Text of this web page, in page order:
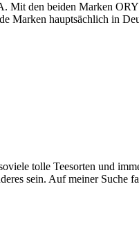
den beiden Marken
Marken hauptsächlich in
tolle Teesorten und
sein. Auf meiner Suche